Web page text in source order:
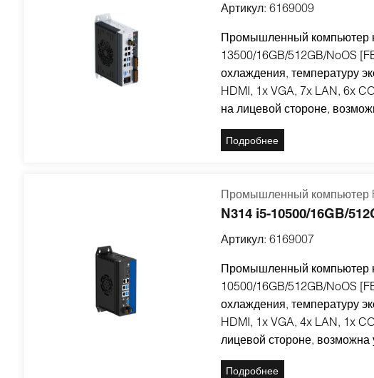
Артикул:6169009
Промышленный компьютер
13500/16GB/512GB/NoOS
охлаждения, температуру
HDMI, 1x VGA, 7x LAN, 6x
на лицевой стороне,
Подробнее
Промышленный компьютер
N314 i5-10500/16GB/
Артикул:6169007
Промышленный компьютер
10500/16GB/512GB/NoOS
охлаждения, температуру
HDMI, 1x VGA, 4x LAN, 1x
лицевой стороне, возможна
Подробнее